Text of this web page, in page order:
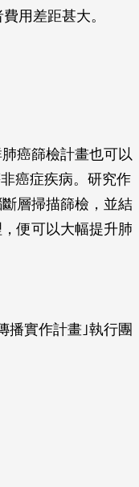
用差距甚大。
癌篩檢計畫也可以
癌症疾病。研究作
層掃描篩檢，並結
便可以大幅提升肺
播實作計畫｣執行團